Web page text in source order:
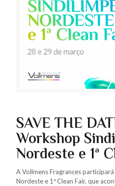
SAVE THE
Workshop
Nordeste e 1ª
A Vollmens Fragrances
Nordeste e 1ª Clean Fair, que